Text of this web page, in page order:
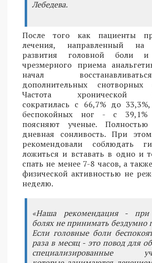
Лебедева.
После того как пациенты
лечения, направленный на
развития головной боли
чрезмерного приема
начал
дополнительных снотворных
Частота хронической
сократилась с 66,7% до
беспокойных ног - с
поясняют ученые.
дневная сонливость. При
рекомендовали соблюдать
ложиться и вставать в одно и
спать не менее 7-8 часов, а
физической активностью не
неделю.
«Наша рекомендация - при
болях не принимать бездумно
Если головные боли
раза в месяц - это повод для
специализированные